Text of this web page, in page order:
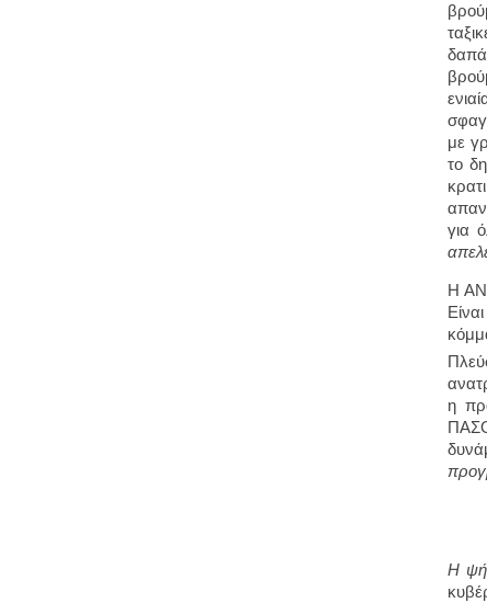
με
το
για
Η
η
Η